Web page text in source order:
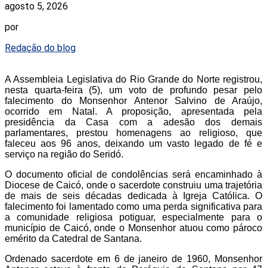
agosto 5, 2026
por
Redação do blog
A Assembleia Legislativa do Rio Grande do Norte registrou,
nesta quarta-feira (5), um voto de profundo pesar pelo
falecimento do Monsenhor Antenor Salvino de Araújo,
ocorrido em Natal. A proposição, apresentada pela
presidência da Casa com a adesão dos demais
parlamentares, prestou homenagens ao religioso, que
faleceu aos 96 anos, deixando um vasto legado de fé e
serviço na região do Seridó.
O documento oficial de condolências será encaminhado à
Diocese de Caicó, onde o sacerdote construiu uma trajetória
de mais de seis décadas dedicada à Igreja Católica. O
falecimento foi lamentado como uma perda significativa para
a comunidade religiosa potiguar, especialmente para o
município de Caicó, onde o Monsenhor atuou como pároco
emérito da Catedral de Santana.
Ordenado sacerdote em 6 de janeiro de 1960, Monsenhor